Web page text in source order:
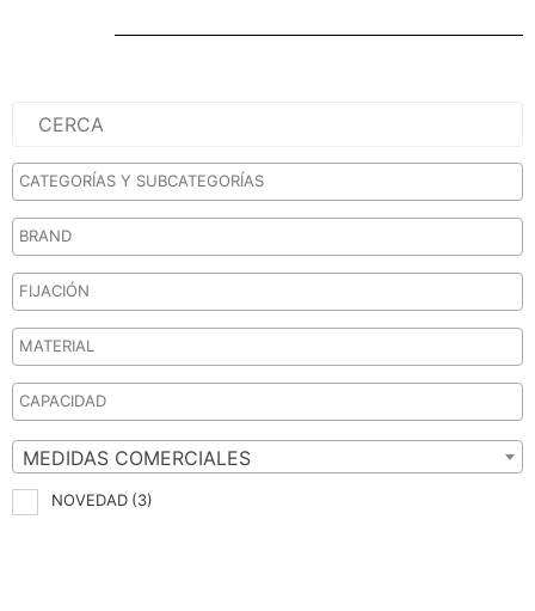
MEDIDAS COMERCIALES
NOVEDAD (3)